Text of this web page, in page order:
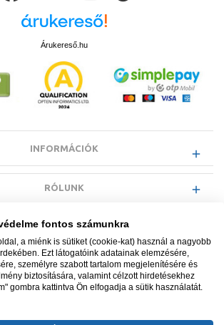
Árukereső.hu
INFORMÁCIÓK
RÓLUNK
EGYÉB INFORMÁCIÓK
VÁSÁRLÓI INFORMÁCIÓK
fontos számunkra
a miénk is sütiket (cookie-kat) használ a nagyobb
Ezt látogatóink adatainak elemzésére,
személyre szabott tartalom megjelenítésére és
biztosítására, valamint célzott hirdetésekhez
gombra kattintva Ön elfogadja a sütik használatát.